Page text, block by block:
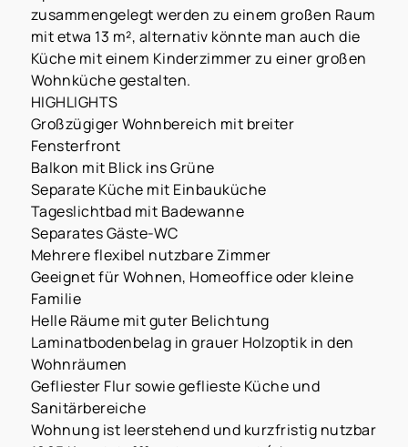
zusammengelegt werden zu einem großen Raum
mit etwa 13 m², alternativ könnte man auch die
Küche mit einem Kinderzimmer zu einer großen
Wohnküche gestalten.
HIGHLIGHTS
Großzügiger Wohnbereich mit breiter
Fensterfront
Balkon mit Blick ins Grüne
Separate Küche mit Einbauküche
Tageslichtbad mit Badewanne
Separates Gäste-WC
Mehrere flexibel nutzbare Zimmer
Geeignet für Wohnen, Homeoffice oder kleine
Familie
Helle Räume mit guter Belichtung
Laminatbodenbelag in grauer Holzoptik in den
Wohnräumen
Gefliester Flur sowie geflieste Küche und
Sanitärbereiche
Wohnung ist leerstehend und kurzfristig nutzbar